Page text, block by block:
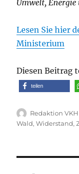
Umwelt,
Lesen Sie hier
Ministerium
Diesen Beitrag
teilen
Autor
Redaktion
Wald,Widerstand,